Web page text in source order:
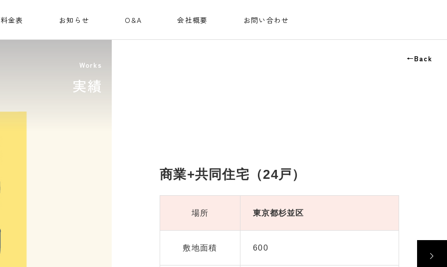
料金表 お知らせ O&A 会社概要 お問い合わせ
Works
実績
商業+共同住宅（24戸）
場所 東京都杉並区
敷地面積 600
←Back